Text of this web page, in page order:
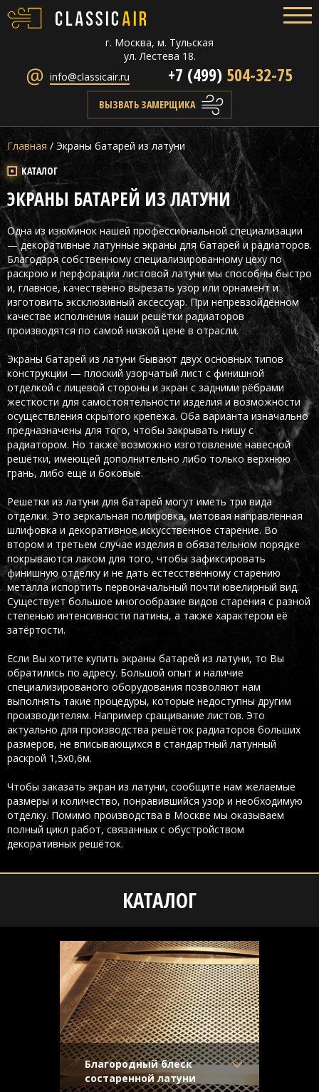
г. Москва, м. Тульская
ул. Лестева 18.
info@classicair.ru
+7 (499) 504-32-75
ВЫЗВАТЬ ЗАМЕРЩИКА
Главная / Экраны батарей из латуни
КАТАЛОГ
ЭКРАНЫ БАТАРЕЙ ИЗ ЛАТУНИ
Одна из изюминок нашей профессиональной специализации
— декоративные латунные экраны для батарей и радиаторов.
Благодаря собственному специализированному цеху по
раскрою и перфорации листовой латуни мы способны быстро
и, главное, качественно вырезать узор или орнамент и
изготовить эксклюзивный аксессуар. При непревзойдённом
качестве исполнения наши решётки радиаторов
производятся по самой низкой цене в отрасли.
Экраны батарей из латуни бывают двух основных типов
конструкции — плоский узорчатый лист с финишной
отделкой с лицевой стороны и экран с задними рёбрами
жесткости для самостоятельности изделия и возможности
осуществления скрытого крепежа. Оба варианта изначально
предназначены для того, чтобы закрывать нишу с
радиатором. Но также возможно изготовление навесной
решётки, имеющей дополнительно либо только верхнюю
грань, либо ещё и боковые.
Решетки из латуни для батарей могут иметь три вида
отделки. Это зеркальная полировка, матовая направленная
шлифовка и декоративное искусственное старение. Во
втором и третьем случае изделия в обязательном порядке
покрываются лаком для того, чтобы зафиксировать
финишную отделку и не дать естесственному старению
металла испортить первоначальный почти ювелирный вид.
Существует большое многообразие видов старения с разной
степенью интенсивности патины, а также характером её
затёртости.
Если Вы хотите купить экраны батарей из латуни, то Вы
обратились по адресу. Большой опыт и наличие
специализированого оборудования позволяют нам
выполнять такие процедуры, которые недоступны другим
производителям. Например сращивание листов. Это
актуально для производства решёток радиаторов больших
размеров, не вписывающихся в стандартный латунный
раскрой 1,5х0,6м.
Чтобы заказать экран из латуни, сообщите нам желаемые
размеры и количество, понравившийся узор и необходимую
отделку. Помимо производства в Москве мы оказываем
полный цикл работ, связанных с обустройством
декоративных решёток.
КАТАЛОГ
Благородный блеск
состаренной латуни